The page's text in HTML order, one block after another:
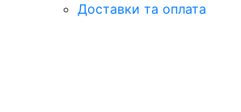
Доставки та оплата